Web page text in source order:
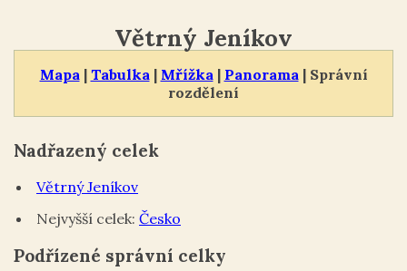
Mapa | Tabulka | Mřížka | Panorama | Správní
rozdělení
Větrný Jeníkov
Nadřazený celek
Větrný Jeníkov
Nejvyšší celek: Česko
Podřízené správní celky